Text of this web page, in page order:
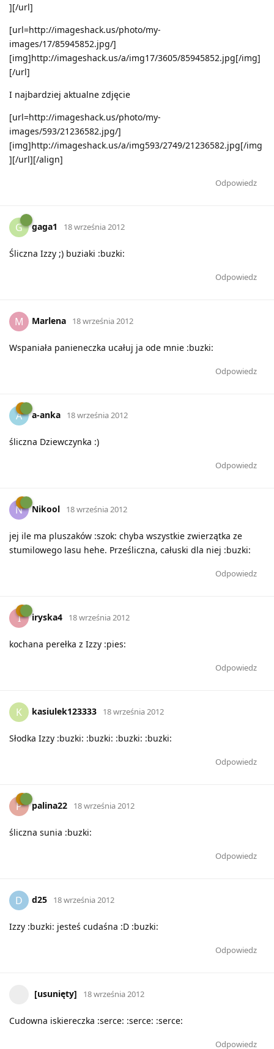
][/url]
[url=http://imageshack.us/photo/my-
images/17/85945852.jpg/]
[img]http://imageshack.us/a/img17/3605/85945852.jpg[/img]
[/url]
I najbardziej aktualne zdjęcie
[url=http://imageshack.us/photo/my-
images/593/21236582.jpg/]
[img]http://imageshack.us/a/img593/2749/21236582.jpg[/img
][/url][/align]
Odpowiedz
G gaga1 18 września 2012
Śliczna Izzy ;) buziaki :buzki:
Odpowiedz
M Marlena 18 września 2012
Wspaniała panieneczka ucałuj ja ode mnie :buzki:
Odpowiedz
A a-anka 18 września 2012
śliczna Dziewczynka :)
Odpowiedz
N Nikool 18 września 2012
jej ile ma pluszaków :szok: chyba wszystkie zwierzątka ze
stumilowego lasu hehe. Prześliczna, całuski dla niej :buzki:
Odpowiedz
I iryska4 18 września 2012
kochana perełka z Izzy :pies:
Odpowiedz
K kasiulek123333 18 września 2012
Słodka Izzy :buzki: :buzki: :buzki: :buzki:
Odpowiedz
P palina22 18 września 2012
śliczna sunia :buzki:
Odpowiedz
D d25 18 września 2012
Izzy :buzki: jesteś cudaśna :D :buzki:
Odpowiedz
[usunięty] 18 września 2012
Cudowna iskiereczka :serce: :serce: :serce:
Odpowiedz